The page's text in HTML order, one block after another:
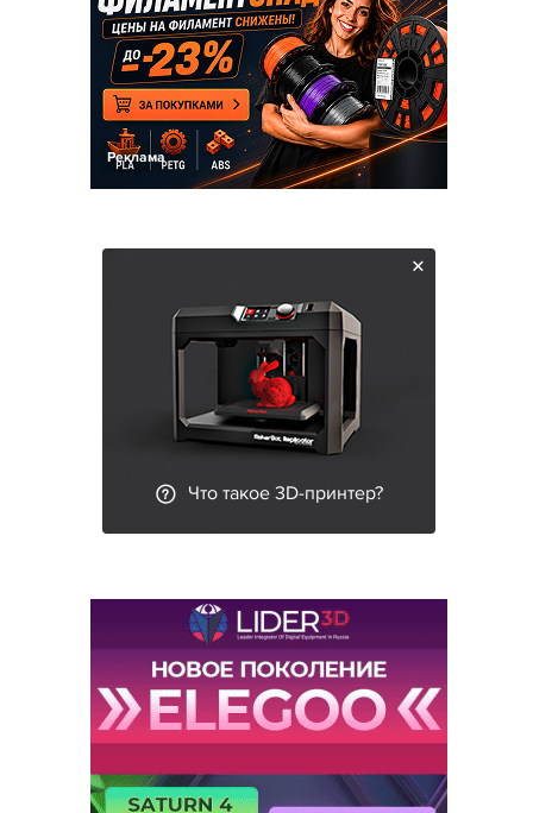
Реклама
Что такое 3D-принтер?